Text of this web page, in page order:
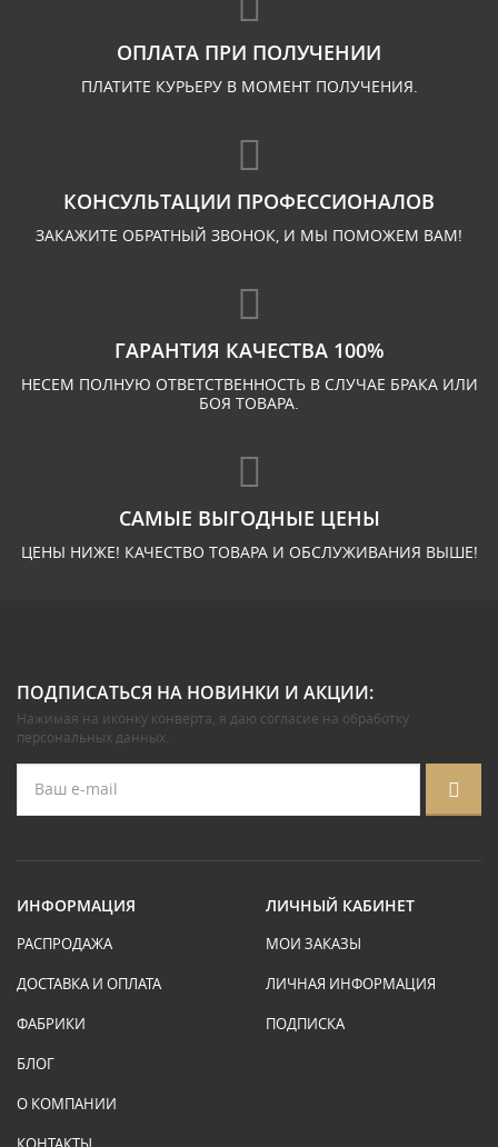
ОПЛАТА ПРИ ПОЛУЧЕНИИ
ПЛАТИТЕ КУРЬЕРУ В МОМЕНТ ПОЛУЧЕНИЯ.
КОНСУЛЬТАЦИИ ПРОФЕССИОНАЛОВ
ЗАКАЖИТЕ ОБРАТНЫЙ ЗВОНОК, И МЫ ПОМОЖЕМ ВАМ!
ГАРАНТИЯ КАЧЕСТВА 100%
НЕСЕМ ПОЛНУЮ ОТВЕТСТВЕННОСТЬ В СЛУЧАЕ БРАКА ИЛИ
БОЯ ТОВАРА.
САМЫЕ ВЫГОДНЫЕ ЦЕНЫ
ЦЕНЫ НИЖЕ! КАЧЕСТВО ТОВАРА И ОБСЛУЖИВАНИЯ ВЫШЕ!
ПОДПИСАТЬСЯ НА НОВИНКИ И АКЦИИ:
Нажимая на иконку конверта, я даю согласие на обработку
персональных данных.
ИНФОРМАЦИЯ
РАСПРОДАЖА
ДОСТАВКА И ОПЛАТА
ФАБРИКИ
БЛОГ
О КОМПАНИИ
ЛИЧНЫЙ КАБИНЕТ
МОИ ЗАКАЗЫ
ЛИЧНАЯ ИНФОРМАЦИЯ
ПОДПИСКА